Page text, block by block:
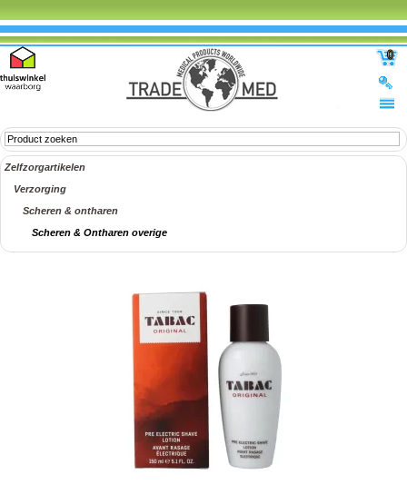
0
Zelfzorgartikelen
Verzorging
Scheren & ontharen
Scheren & Ontharen overige